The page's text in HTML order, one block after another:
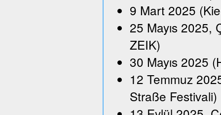
9 Mart 2025
25 Mayıs 2025,
ZEIK)
30 Mayıs 2025
12 Temmuz
Straße Festivali)